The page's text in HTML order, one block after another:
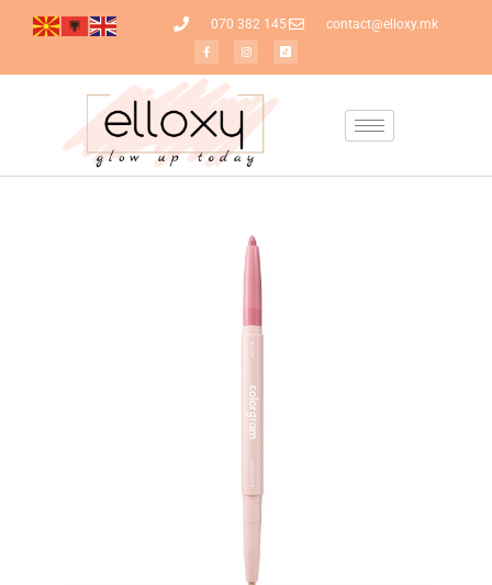
070 382 145 contact@elloxy.mk